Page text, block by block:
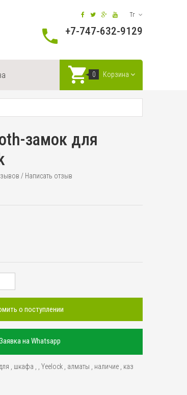
Тг
+7-747-632-9129
0 Корзина
замок для
/ Написать отзыв
о поступлении
на Whatsapp
для шкафа Yeelock алматы наличие каз